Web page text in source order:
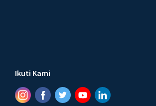
Ikuti Kami